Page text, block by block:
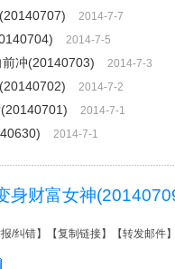
2014-7-7
2014-7-5
冲(20140703) 2014-7-3
2014-7-2
2014-7-1
2014-7-1
身财富女神
/纠错】【复制链接】【转发邮件